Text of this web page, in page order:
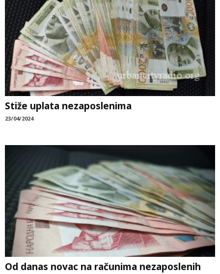
Stiže uplata nezaposlenima
23/04/2024
Od danas novac na računima nezaposlenih